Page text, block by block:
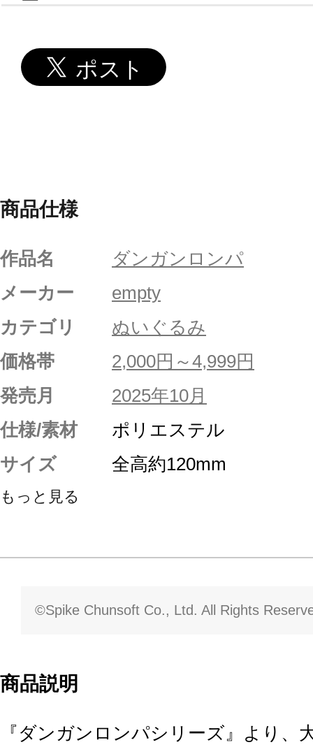
商品仕様
作品名
ダンガンロンパ
メーカー
empty
カテゴリ
ぬいぐるみ
価格帯
2,000円～4,999円
発売月
2025年10月
仕様/素材
ポリエステル
サイズ
全高約120mm
もっと見る
©Spike Chunsoft Co., Ltd. All Rights
商品説明
『ダンガンロンパシリーズ』より、